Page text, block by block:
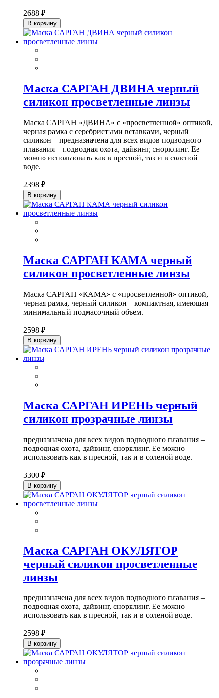
2688 ₽
В корзину
Маска САРГАН ДВИНА черный
силикон просветленные линзы
Маска САРГАН «ДВИНА» с «просветленной» оптикой,
черная рамка с серебристыми вставками, черный
силикон – предназначена для всех видов подводного
плавания – подводная охота, дайвинг, снорклинг. Ее
можно использовать как в пресной, так и в соленой
воде.
2398 ₽
В корзину
Маска САРГАН КАМА черный
силикон просветленные линзы
Маска САРГАН «КАМА» с «просветленной» оптикой,
черная рамка, черный силикон – компактная, имеющая
минимальный подмасочный объем.
2598 ₽
В корзину
Маска САРГАН ИРЕНЬ черный
силикон прозрачные линзы
предназначена для всех видов подводного плавания –
подводная охота, дайвинг, снорклинг. Ее можно
использовать как в пресной, так и в соленой воде.
3300 ₽
В корзину
Маска САРГАН ОКУЛЯТОР
черный силикон просветленные
линзы
предназначена для всех видов подводного плавания –
подводная охота, дайвинг, снорклинг. Ее можно
использовать как в пресной, так и в соленой воде.
2598 ₽
В корзину